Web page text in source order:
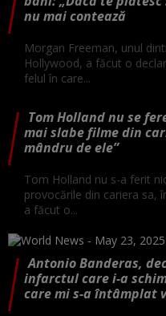
nu mai contează
Morgan Freeman, unul
Hollywood, a făcut o
felul în care...
Tom Holland nu se
mai slabe filme din
mândru de ele”
Tom Holland nu s-a ferit
provocările din cariera sa,
a făcut o...
Antonio Banderas,
infarctul care i-a
care mi s-a întâmplat